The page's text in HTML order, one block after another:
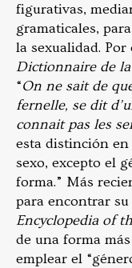
figurativas,
gramaticales,
la sexualidad.
Dictionnaire de
“On ne sait de
fernelle, se dit
connait pas les
esta distinción en
sexo, excepto el
forma.” Más
para encontrar
Encyclopedia of
de una forma
emplear el